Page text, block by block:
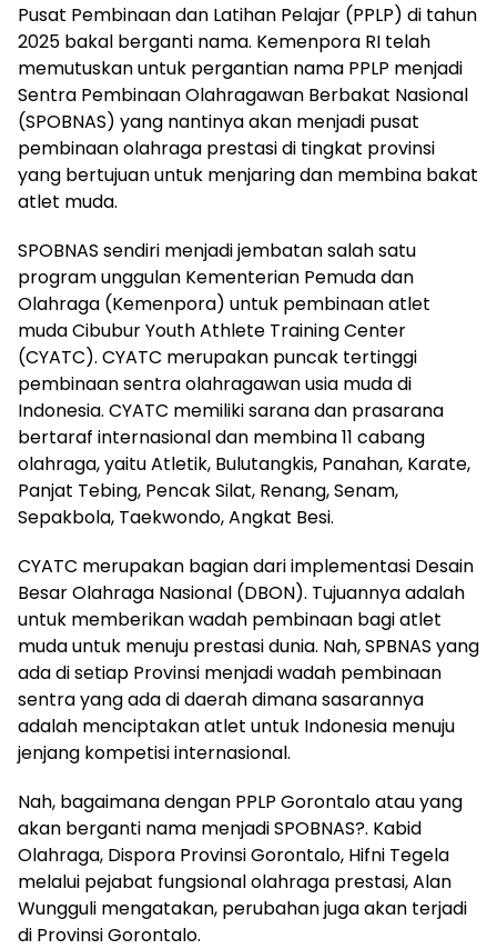
Pusat Pembinaan dan Latihan Pelajar (PPLP) di tahun
2025 bakal berganti nama. Kemenpora RI telah
memutuskan untuk pergantian nama PPLP menjadi
Sentra Pembinaan Olahragawan Berbakat Nasional
(SPOBNAS) yang nantinya akan menjadi pusat
pembinaan olahraga prestasi di tingkat provinsi
yang bertujuan untuk menjaring dan membina bakat
atlet muda.
SPOBNAS sendiri menjadi jembatan salah satu
program unggulan Kementerian Pemuda dan
Olahraga (Kemenpora) untuk pembinaan atlet
muda Cibubur Youth Athlete Training Center
(CYATC). CYATC merupakan puncak tertinggi
pembinaan sentra olahragawan usia muda di
Indonesia. CYATC memiliki sarana dan prasarana
bertaraf internasional dan membina 11 cabang
olahraga, yaitu Atletik, Bulutangkis, Panahan, Karate,
Panjat Tebing, Pencak Silat, Renang, Senam,
Sepakbola, Taekwondo, Angkat Besi.
CYATC merupakan bagian dari implementasi Desain
Besar Olahraga Nasional (DBON). Tujuannya adalah
untuk memberikan wadah pembinaan bagi atlet
muda untuk menuju prestasi dunia. Nah, SPBNAS yang
ada di setiap Provinsi menjadi wadah pembinaan
sentra yang ada di daerah dimana sasarannya
adalah menciptakan atlet untuk Indonesia menuju
jenjang kompetisi internasional.
Nah, bagaimana dengan PPLP Gorontalo atau yang
akan berganti nama menjadi SPOBNAS?. Kabid
Olahraga, Dispora Provinsi Gorontalo, Hifni Tegela
melalui pejabat fungsional olahraga prestasi, Alan
Wungguli mengatakan, perubahan juga akan terjadi
di Provinsi Gorontalo.